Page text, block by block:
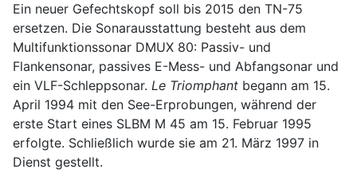
Ein neuer Gefechtskopf soll bis 2015 den TN-75
ersetzen. Die Sonarausstattung besteht aus dem
Multifunktionssonar DMUX 80: Passiv- und
Flankensonar, passives E-Mess- und Abfangsonar und
ein VLF-Schleppsonar. Le Triomphant begann am 15.
April 1994 mit den See-Erprobungen, während der
erste Start eines SLBM M 45 am 15. Februar 1995
erfolgte. Schließlich wurde sie am 21. März 1997 in
Dienst gestellt.